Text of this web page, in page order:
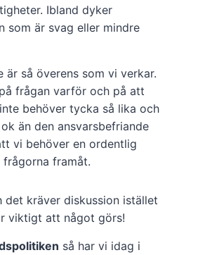
Ibland dyker
som är svag eller mindre
är så överens som vi verkar.
frågan varför och på att
behöver tycka så lika och
än den ansvarsbefriande
vi behöver en ordentlig
framåt.
det kräver diskussion istället
viktigt att något görs!
så har vi idag i